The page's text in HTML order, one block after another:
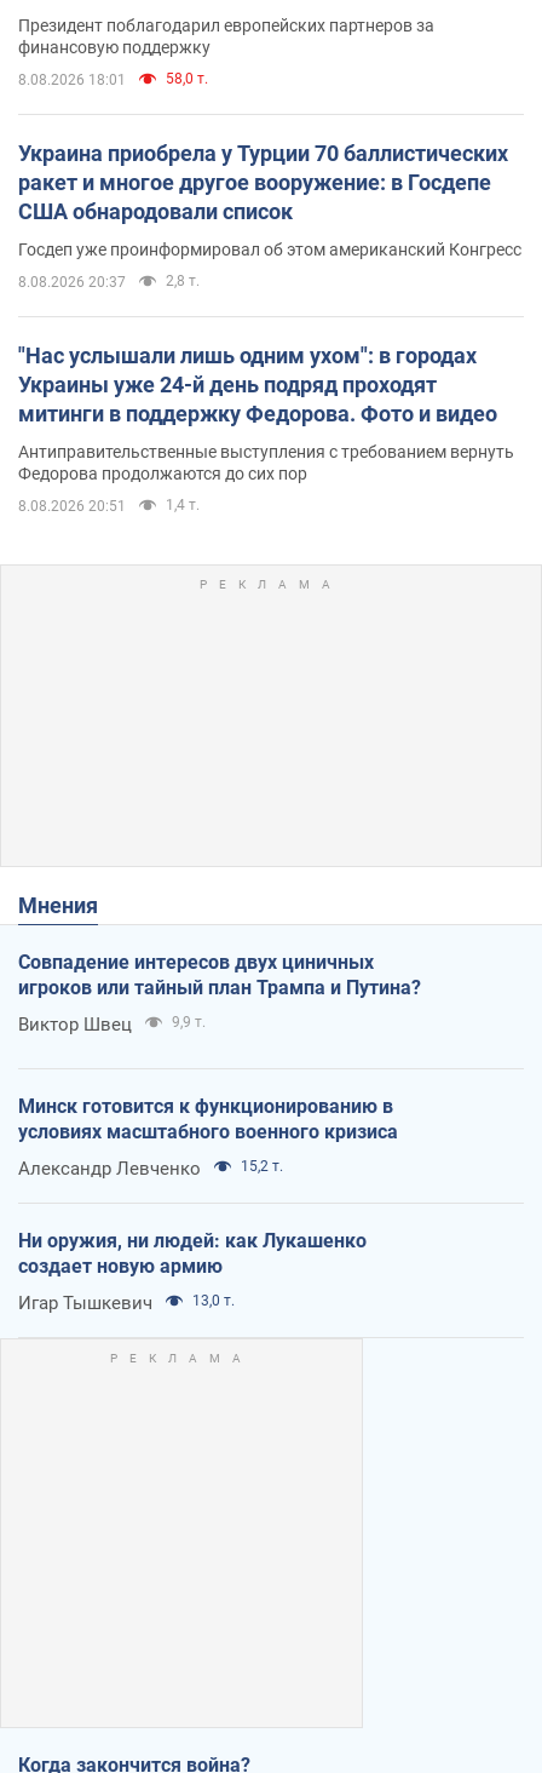
Президент поблагодарил европейских партнеров за
финансовую поддержку
8.08.2026 18:01 58,0 т.
Украина приобрела у Турции 70 баллистических
ракет и многое другое вооружение: в Госдепе
США обнародовали список
Госдеп уже проинформировал об этом американский Конгресс
8.08.2026 20:37 2,8 т.
"Нас услышали лишь одним ухом": в городах
Украины уже 24-й день подряд проходят
митинги в поддержку Федорова. Фото и видео
Антиправительственные выступления с требованием вернуть
Федорова продолжаются до сих пор
8.08.2026 20:51 1,4 т.
Мнения
Совпадение интересов двух циничных
игроков или тайный план Трампа и Путина?
Виктор Швец 9,9 т.
Минск готовится к функционированию в
условиях масштабного военного кризиса
Александр Левченко 15,2 т.
Ни оружия, ни людей: как Лукашенко
создает новую армию
Игар Тышкевич 13,0 т.
Когда закончится война?